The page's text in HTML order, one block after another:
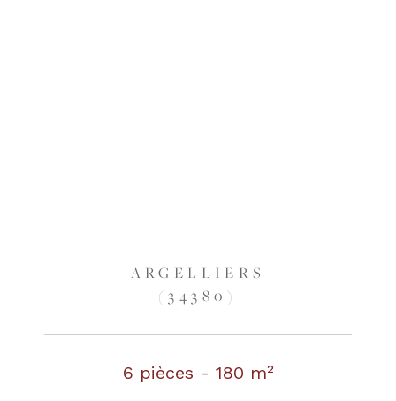
ARGELLIERS
(34380)
6 pièces - 180 m²